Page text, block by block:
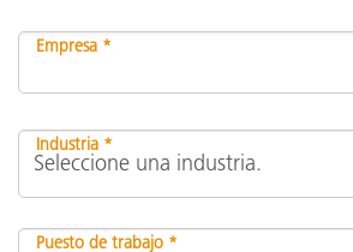
Empresa *
Industria *
Puesto de trabajo *